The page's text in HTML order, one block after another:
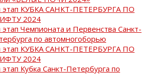
этап КУБКА САНКТ-ПЕТЕРБУРГА ПО
2024
этап Чемпионата и Первенства Санкт-
по автомногоборью
этап КУБКА САНКТ-ПЕТЕРБУРГА ПО
2024
этап Кубка Санкт-Петербурга по